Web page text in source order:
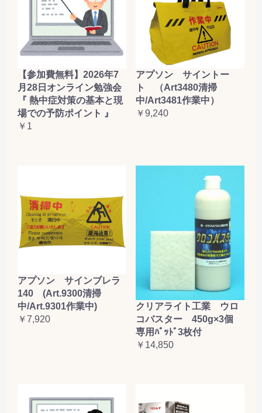
【参加費無料】2026年7
月28日オンライン勉強会
『 熱中症対策の基本と現
場での予防ポイント 』
￥1
アプソン サイントー
ト （Art3480清掃
中/Art3481作業中）
￥9,240
アプソン サインブレラ
140 (Art.9300清掃
中/Art.9301作業中)
￥7,920
クリアライト工業 ウロ
コバスター 450g×3個
専用ﾊﾟｯﾄﾞ3枚付
￥14,850